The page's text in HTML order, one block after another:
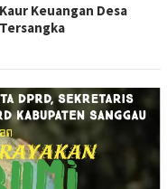
Keuangan Desa